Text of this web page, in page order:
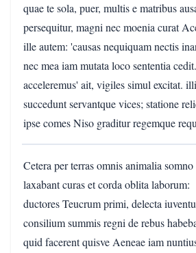
quae te sola, puer, multis e matribus
persequitur, magni nec moenia curat
ille autem: 'causas nequiquam nectis
nec mea iam mutata loco sententia cedit.
acceleremus' ait, vigiles simul excitat. illi
succedunt servantque vices; statione
ipse comes Niso graditur regemque
Cetera per terras omnis animalia somno
laxabant curas et corda oblita laborum:
ductores Teucrum primi, delecta
consilium summis regni de rebus
quid facerent quisve Aeneae iam